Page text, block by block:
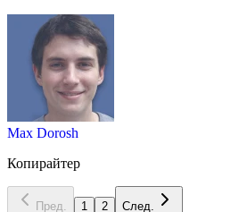
Max Dorosh
Копирайтер
Пред. 1 2 След.